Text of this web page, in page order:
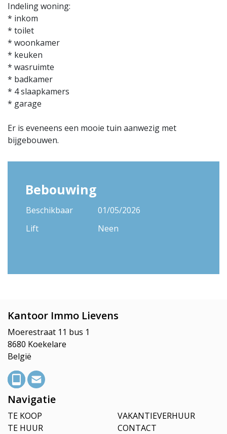
Indeling woning:
* inkom
* toilet
* woonkamer
* keuken
* wasruimte
* badkamer
* 4 slaapkamers
* garage
Er is eveneens een mooie tuin aanwezig met
bijgebouwen.
Bebouwing
Beschikbaar
01/05/2026
Lift
Neen
Kantoor Immo Lievens
Moerestraat 11 bus 1
8680 Koekelare
België
Navigatie
TE KOOP
TE HUUR
VAKANTIEVERHUUR
CONTACT